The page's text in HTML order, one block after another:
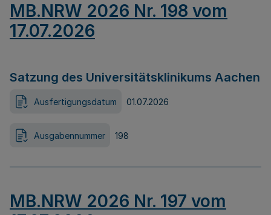
MB.NRW 2026 Nr. 198 vom
17.07.2026
Satzung des Universitätsklinikums Aachen
Ausfertigungsdatum 01.07.2026
Ausgabennummer 198
MB.NRW 2026 Nr. 197 vom